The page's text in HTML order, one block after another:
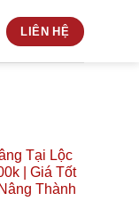
LIÊN HỆ
Tại Lộc
| Giá Tốt
Thành